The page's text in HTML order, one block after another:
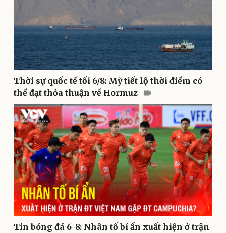
Kinh tế
Bất động sản
Khởi nghiệp
Thị trường
Giá vàng
Tiêu dùng
Tỷ giá
Chứng khoán
Giá cà phê
Thời sự quốc tế tối 6/8: Mỹ tiết lộ thời điểm có
thể đạt thỏa thuận về Hormuz
Tin bóng đá 6-8: Nhân tố bí ẩn xuất hiện ở trận